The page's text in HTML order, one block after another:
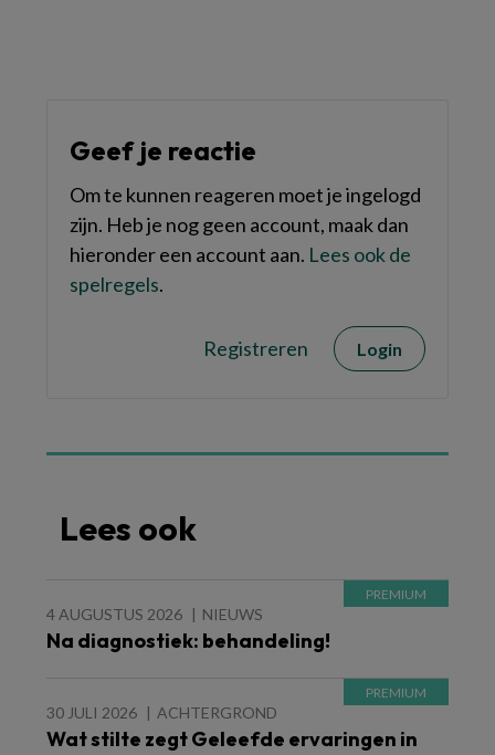
Geef je reactie
Om te kunnen reageren moet je ingelogd
zijn. Heb je nog geen account, maak dan
hieronder een account aan. Lees ook de
spelregels.
Registreren Login
Lees ook
4 AUGUSTUS 2026 NIEUWS
Na diagnostiek: behandeling!
30 JULI 2026 ACHTERGROND
Wat stilte zegt Geleefde ervaringen in